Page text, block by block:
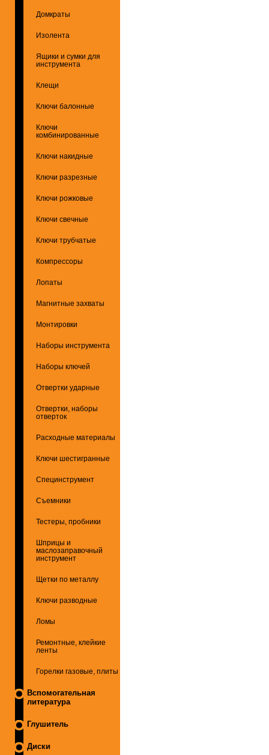
Домкраты
Изолента
Ящики и сумки для
инструмента
Клещи
Ключи балонные
Ключи
комбинированные
Ключи накидные
Ключи разрезные
Ключи рожковые
Ключи свечные
Ключи трубчатые
Компрессоры
Лопаты
Магнитные захваты
Монтировки
Наборы инструмента
Наборы ключей
Отвертки ударные
Отвертки, наборы
отверток
Расходные материалы
Ключи шестигранные
Специнструмент
Съемники
Тестеры, пробники
Шприцы и
маслозаправочный
инструмент
Щетки по металлу
Ключи разводные
Ломы
Ремонтные, клейкие
ленты
Горелки газовые, плиты
Вспомогательная
литература
Глушитель
Диски